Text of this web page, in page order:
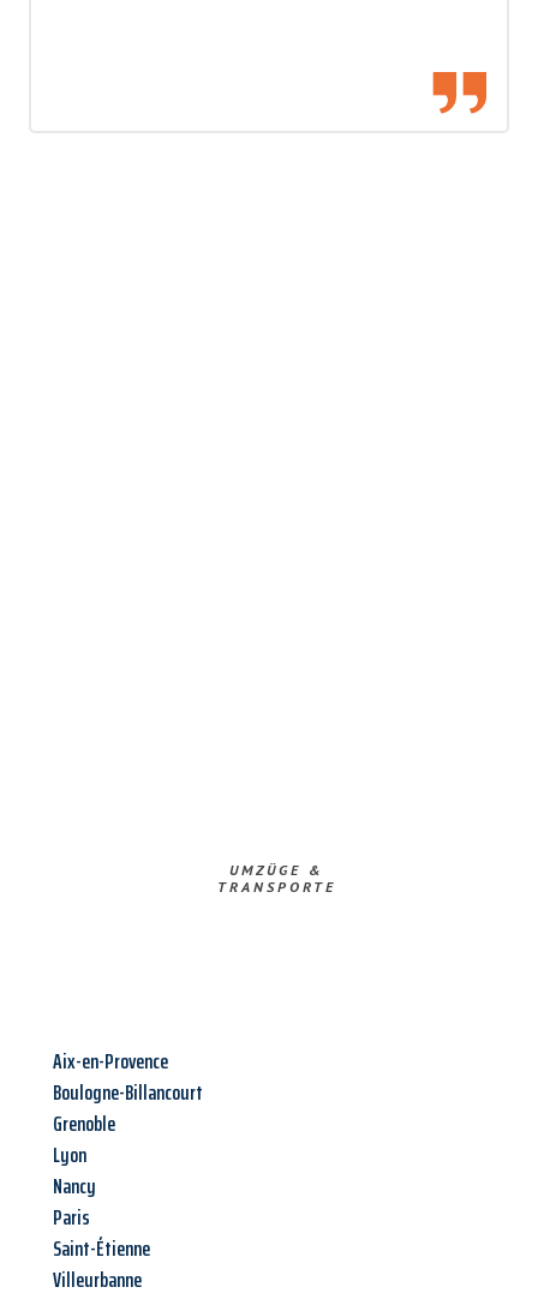
UMZÜGE &
TRANSPORTE
Aix-en-Provence
Boulogne-Billancourt
Grenoble
Lyon
Nancy
Paris
Saint-Étienne
Villeurbanne